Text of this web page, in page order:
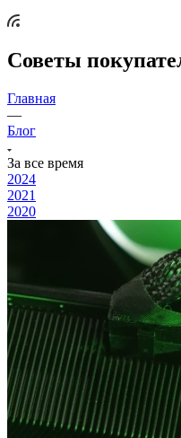
Советы
Главная
—
Блог
За все время
2024
2021
2020